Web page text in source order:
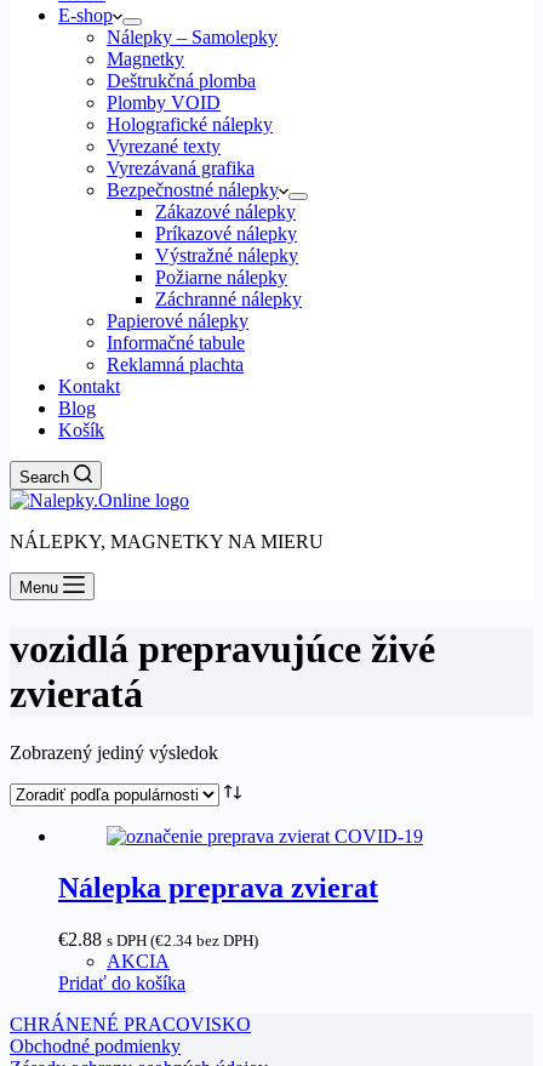
E-shop
Nálepky – Samolepky
Magnetky
Deštrukčná plomba
Plomby VOID
Holografické nálepky
Vyrezané texty
Vyrezávaná grafika
Bezpečnostné nálepky
Zákazové nálepky
Príkazové nálepky
Výstražné nálepky
Požiarne nálepky
Záchranné nálepky
Papierové nálepky
Informačné tabule
Reklamná plachta
Kontakt
Blog
Košík
Search
NÁLEPKY, MAGNETKY NA MIERU
Menu
vozidlá prepravujúce živé
zvieratá
Zobrazený jediný výsledok
Nálepka preprava zvierat
€2.88 s DPH (€2.34 bez DPH)
AKCIA
Pridať do košíka
CHRÁNENÉ PRACOVISKO
Obchodné podmienky